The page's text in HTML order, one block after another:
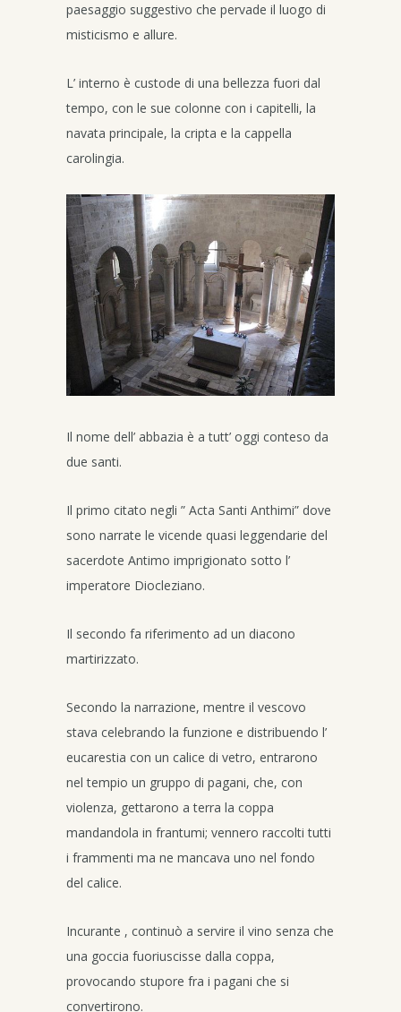
paesaggio suggestivo che pervade il luogo di
misticismo e allure.
L’ interno è custode di una bellezza fuori dal
tempo, con le sue colonne con i capitelli, la
navata principale, la cripta e la cappella
carolingia.
Il nome dell’ abbazia è a tutt’ oggi conteso da
due santi.
Il primo citato negli ” Acta Santi Anthimi” dove
sono narrate le vicende quasi leggendarie del
sacerdote Antimo imprigionato sotto l’
imperatore Diocleziano.
Il secondo fa riferimento ad un diacono
martirizzato.
Secondo la narrazione, mentre il vescovo
stava celebrando la funzione e distribuendo l’
eucarestia con un calice di vetro, entrarono
nel tempio un gruppo di pagani, che, con
violenza, gettarono a terra la coppa
mandandola in frantumi; vennero raccolti tutti
i frammenti ma ne mancava uno nel fondo
del calice.
Incurante , continuò a servire il vino senza che
una goccia fuoriuscisse dalla coppa,
provocando stupore fra i pagani che si
convertirono.